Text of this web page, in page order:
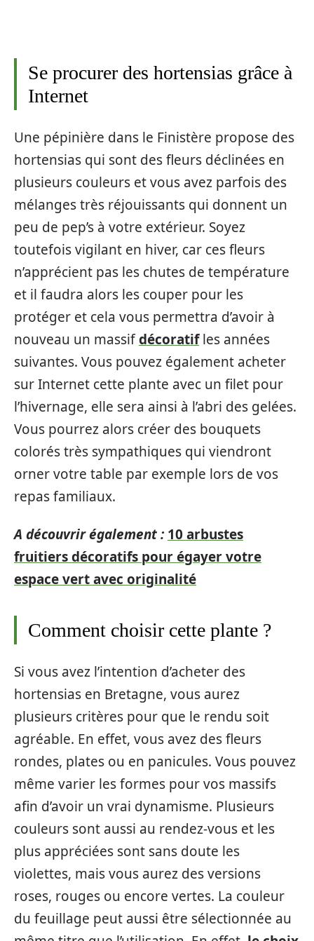
Se procurer des hortensias grâce à
Internet
Une pépinière dans le Finistère propose des
hortensias qui sont des fleurs déclinées en
plusieurs couleurs et vous avez parfois des
mélanges très réjouissants qui donnent un
peu de pep’s à votre extérieur. Soyez
toutefois vigilant en hiver, car ces fleurs
n’apprécient pas les chutes de température
et il faudra alors les couper pour les
protéger et cela vous permettra d’avoir à
nouveau un massifdécoratifles années
suivantes. Vous pouvez également acheter
sur Internet cette plante avec un filet pour
l’hivernage, elle sera ainsi à l’abri des gelées.
Vous pourrez alors créer des bouquets
colorés très sympathiques qui viendront
orner votre table par exemple lors de vos
repas familiaux.
A découvrir également : 10 arbustes
fruitiers décoratifs pour égayer votre
espace vert avec originalité
Comment choisir cette plante ?
Si vous avez l’intention d’acheter des
hortensias en Bretagne, vous aurez
plusieurs critères pour que le rendu soit
agréable. En effet, vous avez des fleurs
rondes, plates ou en panicules. Vous pouvez
même varier les formes pour vos massifs
afin d’avoir un vrai dynamisme. Plusieurs
couleurs sont aussi au rendez-vous et les
plus appréciées sont sans doute les
violettes, mais vous aurez des versions
roses, rouges ou encore vertes. La couleur
du feuillage peut aussi être sélectionnée au